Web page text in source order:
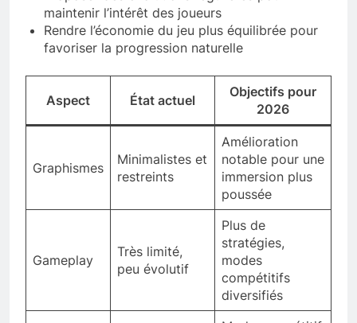
maintenir l’intérêt des joueurs
Rendre l’économie du jeu plus équilibrée pour
favoriser la progression naturelle
Aspect État actuel
Objectifs pour
2026
Graphismes
Minimalistes et
restreints
Amélioration
notable pour une
immersion plus
poussée
Gameplay
Très limité,
peu évolutif
Plus de
stratégies,
modes
compétitifs
diversifiés